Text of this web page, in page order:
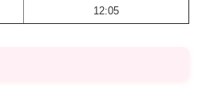
12:05